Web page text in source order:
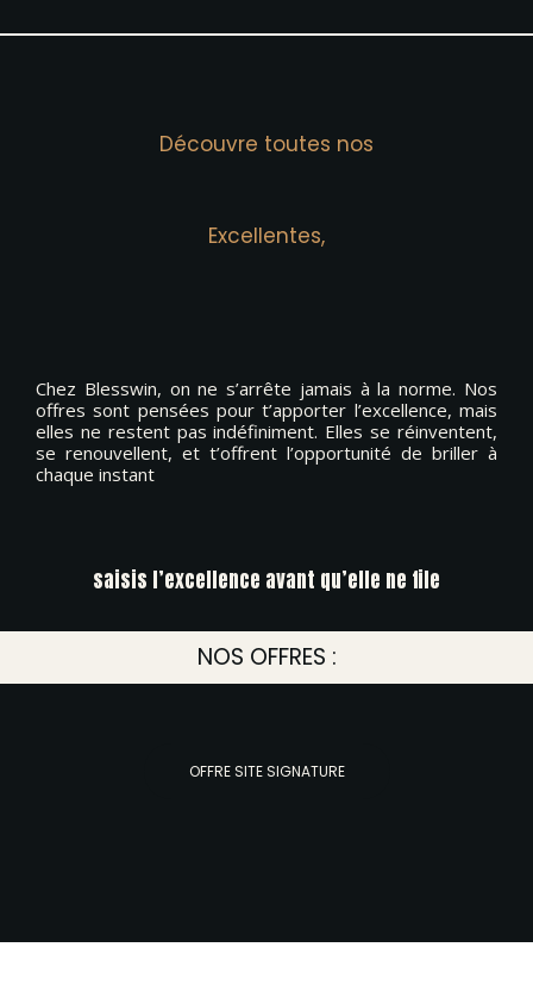
au
Découvre toutes nos
Excellentes,
Chez Blesswin, on ne s’arrête jamais à la norme. Nos
offres sont pensées pour t’apporter l’excellence, mais
elles ne restent pas indéfiniment. Elles se réinventent,
se renouvellent, et t’offrent l’opportunité de briller à
chaque instant
saisis l’excellence avant qu’elle ne file
NOS OFFRES :
OFFRE SITE SIGNATURE